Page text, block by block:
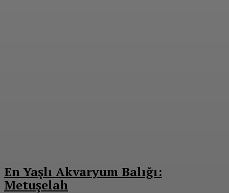
En Yaşlı Akvaryum Balığı:
Metuşelah